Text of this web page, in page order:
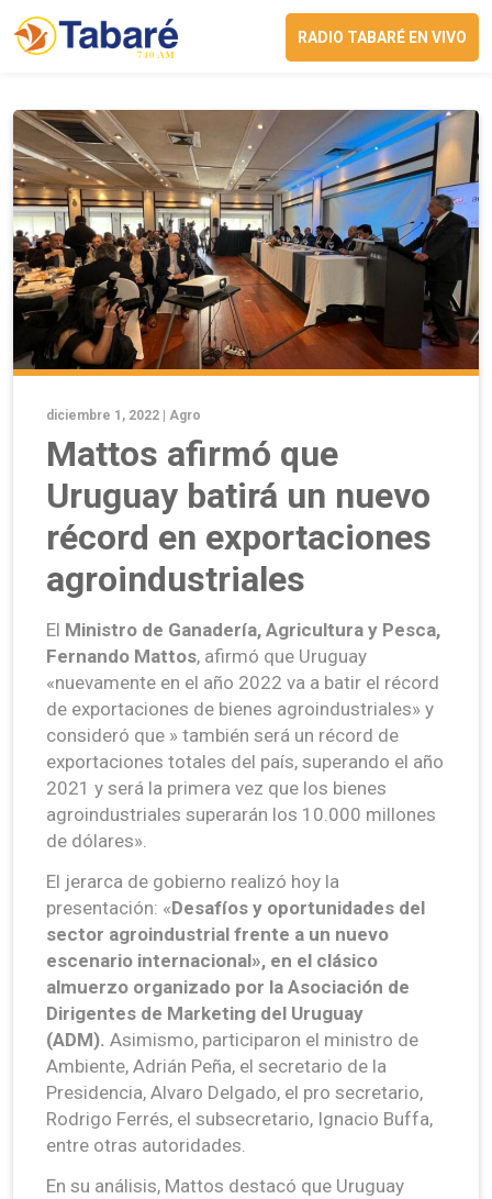
RADIO TABARÉ EN VIVO
diciembre 1, 2022 | Agro
Mattos afirmó que
Uruguay batirá un nuevo
récord en exportaciones
agroindustriales
El Ministro de Ganadería, Agricultura y Pesca,
Fernando Mattos, afirmó que Uruguay
«nuevamente en el año 2022 va a batir el récord
de exportaciones de bienes agroindustriales» y
consideró que » también será un récord de
exportaciones totales del país, superando el año
2021 y será la primera vez que los bienes
agroindustriales superarán los 10.000 millones
de dólares».
El jerarca de gobierno realizó hoy la
presentación: «Desafíos y oportunidades del
sector agroindustrial frente a un nuevo
escenario internacional», en el clásico
almuerzo organizado por la Asociación de
Dirigentes de Marketing del Uruguay
(ADM). Asimismo, participaron el ministro de
Ambiente, Adrián Peña, el secretario de la
Presidencia, Alvaro Delgado, el pro secretario,
Rodrigo Ferrés, el subsecretario, Ignacio Buffa,
entre otras autoridades.
En su análisis, Mattos destacó que Uruguay